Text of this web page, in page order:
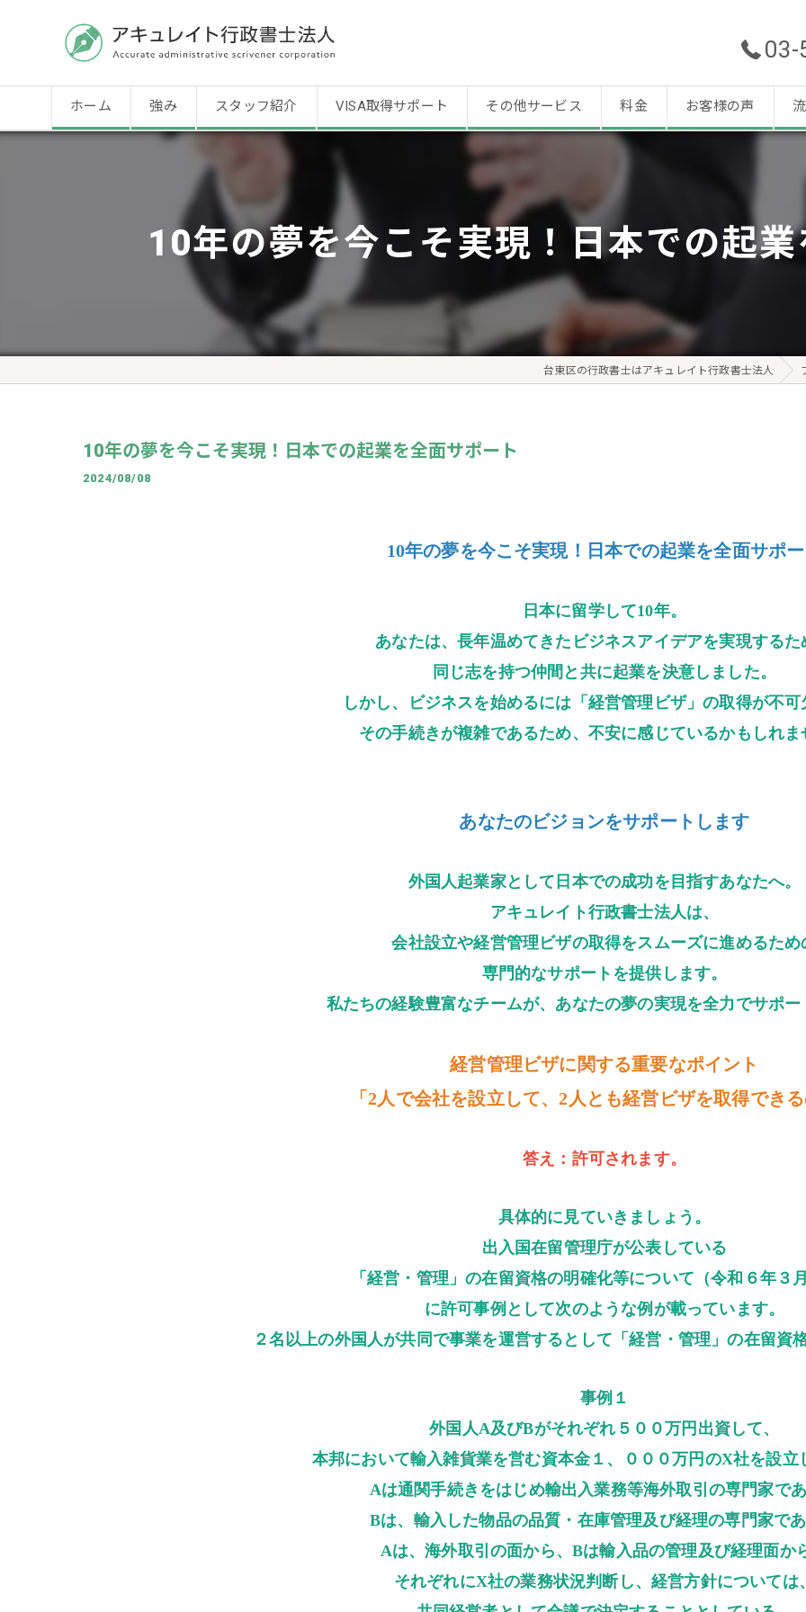
03-
ホーム 強み スタッフ紹介 VISA取得サポート その他サービス 料金 お客様の声
10年の夢を今こそ実現！日本での起
台東区の行政書士はアキュレイト行政書士法人
10年の夢を今こそ実現！日本での起業を全面サポート
2024/08/08
10年の夢を今こそ実現！日本での起業を全面サポー
日本に留学して10年。
あなたは、長年温めてきたビジネスアイデアを実現するた
同じ志を持つ仲間と共に起業を決意しました。
しかし、ビジネスを始めるには「経営管理ビザ」の取得が不可
その手続きが複雑であるため、不安に感じているかもしれま
あなたのビジョンをサポートします
外国人起業家として日本での成功を目指すあなたへ。
アキュレイト行政書士法人は、
会社設立や経営管理ビザの取得をスムーズに進めるため
専門的なサポートを提供します。
私たちの経験豊富なチームが、あなたの夢の実現を全力でサポー
経営管理ビザに関する重要なポイント
「2人で会社を設立して、2人とも経営ビザを取得できる
答え：許可されます。
具体的に見ていきましょう。
出入国在留管理庁が公表している
「経営・管理」の在留資格の明確化等について（令和６年３月
に許可事例として次のような例が載っています。
２名以上の外国人が共同で事業を運営するとして「経営・管理」の在留資
事例１
外国人A及びBがそれぞれ５００万円出資して、
本邦において輸入雑貨業を営む資本金１、０００万円のX社を設立
Aは通関手続きをはじめ輸出入業務等海外取引の専門家であ
Bは、輸入した物品の品質・在庫管理及び経理の専門家であ
Aは、海外取引の面から、Bは輸入品の管理及び経理面か
それぞれにX社の業務状況判断し、経営方針については、